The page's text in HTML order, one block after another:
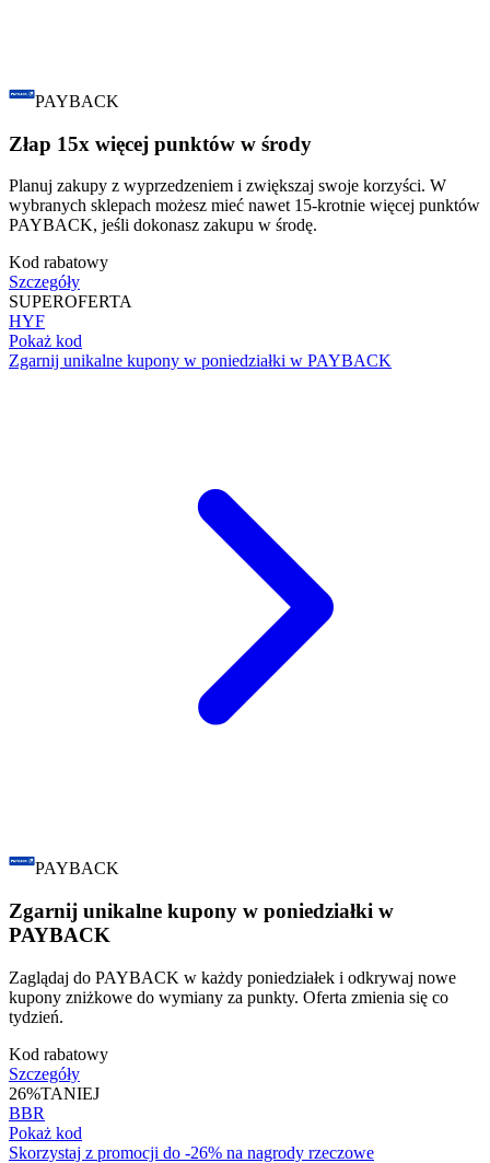
PAYBACK
Złap 15x więcej punktów w środy
Planuj zakupy z wyprzedzeniem i zwiększaj swoje korzyści. W
wybranych sklepach możesz mieć nawet 15-krotnie więcej punktów
PAYBACK, jeśli dokonasz zakupu w środę.
Kod rabatowy
Szczegóły
SUPEROFERTA
HYF
Pokaż kod
Zgarnij unikalne kupony w poniedziałki w PAYBACK
PAYBACK
Zgarnij unikalne kupony w poniedziałki w
PAYBACK
Zaglądaj do PAYBACK w każdy poniedziałek i odkrywaj nowe
kupony zniżkowe do wymiany za punkty. Oferta zmienia się co
tydzień.
Kod rabatowy
Szczegóły
26%TANIEJ
BBR
Pokaż kod
Skorzystaj z promocji do -26% na nagrody rzeczowe